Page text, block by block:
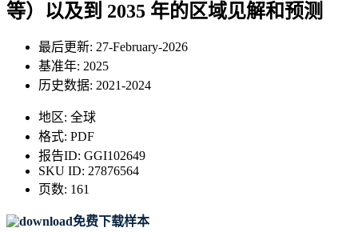
等）以及到 2035 年的区域见解和预测
最后更新: 27-February-2026
基准年: 2025
历史数据: 2021-2024
地区: 全球
格式: PDF
报告ID: GGI102649
SKU ID: 27876564
页数: 161
免费下载样本